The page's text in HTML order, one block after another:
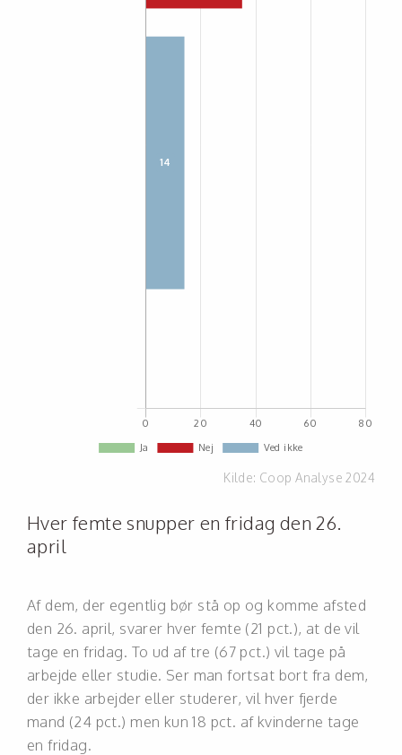
Kilde: Coop Analyse 2024
Hver femte snupper en fridag den 26.
april
Af dem, der egentlig bør stå op og komme afsted
den 26. april, svarer hver femte (21 pct.), at de vil
tage en fridag. To ud af tre (67 pct.) vil tage på
arbejde eller studie. Ser man fortsat bort fra dem,
der ikke arbejder eller studerer, vil hver fjerde
mand (24 pct.) men kun 18 pct. af kvinderne tage
en fridag.